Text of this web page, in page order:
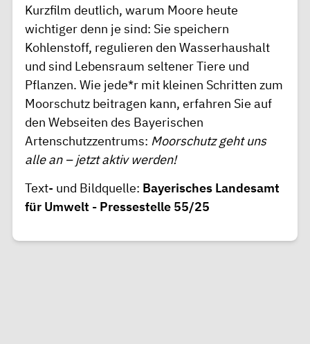
Kurzfilm deutlich, warum Moore heute
wichtiger denn je sind: Sie speichern
Kohlenstoff, regulieren den Wasserhaushalt
und sind Lebensraum seltener Tiere und
Pflanzen. Wie jede*r mit kleinen Schritten zum
Moorschutz beitragen kann, erfahren Sie auf
den Webseiten des Bayerischen
Artenschutzzentrums: Moorschutz geht uns
alle an – jetzt aktiv werden!
Text- und Bildquelle: Bayerisches Landesamt
für Umwelt - Pressestelle 55/25